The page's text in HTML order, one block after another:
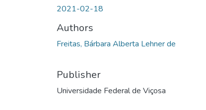
2021-02-18
Authors
Freitas, Bárbara Alberta Lehner de
Publisher
Universidade Federal de Viçosa